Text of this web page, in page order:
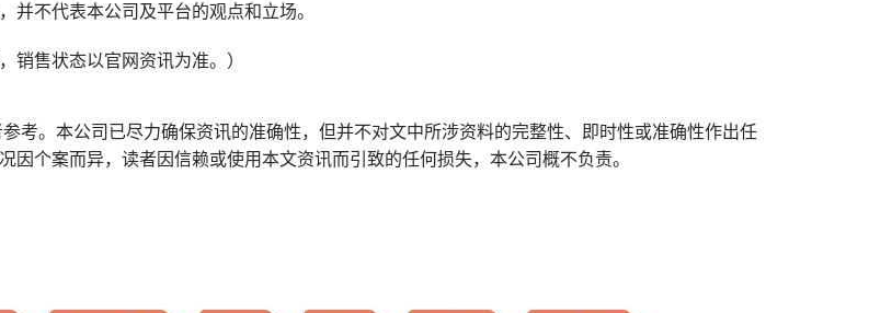
并不代表本公司及平台的观点和立场。
销售状态以官网资讯为准。）
考。本公司已尽力确保资讯的准确性，但并不对文中所涉资料的完整性、即时性或准确性作出任
因个案而异，读者因信赖或使用本文资讯而引致的任何损失，本公司概不负责。